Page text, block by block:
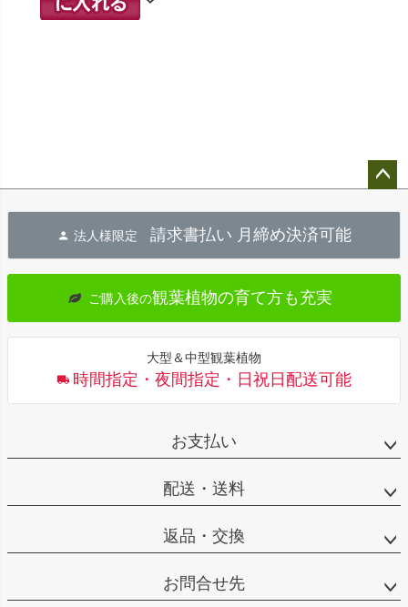
へ
法人様限定 請求書払い 月締め決済可能
ご購入後の観葉植物の育て方も充実
大型＆中型観葉植物
時間指定・夜間指定・日祝日配送可能
お支払い
配送・送料
返品・交換
お問合せ先